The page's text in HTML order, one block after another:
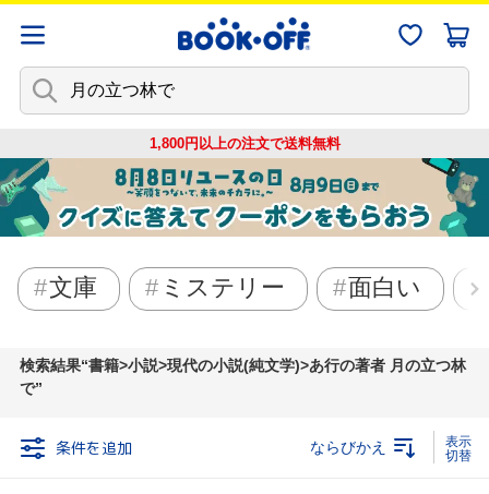
1,800円以上の注文で送料無料
文庫 ミステリー 面白い
検索結果 書籍>小説>現代の小説(純文学)>あ行の著者 月の立つ林
で
条件を追加 ならびかえ